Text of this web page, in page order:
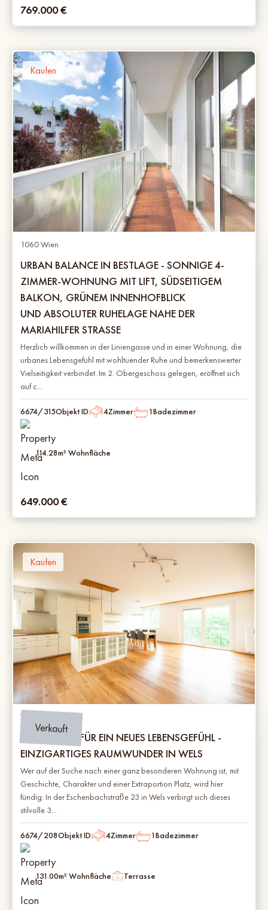
769.000€
Kaufen
1060 Wien
URBAN BALANCE IN BESTLAGE - SONNIGE 4-
ZIMMER-WOHNUNG MIT LIFT, SÜDSEITIGEM
BALKON, GRÜNEM INNENHOFBLICK
UND ABSOLUTER RUHELAGE NAHE DER
MARIAHILFER STRASSE
Herzlich willkommen in der Liniengasse und in einer Wohnung, die
urbanes Lebensgefühl mit wohltuender Ruhe und bemerkenswerter
Vielseitigkeit verbindet. Im 2. Obergeschoss gelegen, eröffnet sich
auf c...
6674/315Objekt ID 4Zimmer 1Badezimmer
114.28m² Wohnfläche
649.000€
Kaufen
Wels
DREI EBENEN FÜR EIN NEUES LEBENSGEFÜHL -
EINZIGARTIGES RAUMWUNDER IN WELS
Wer auf der Suche nach einer ganz besonderen Wohnung ist, mit
Geschichte, Charakter und einer Extraportion Platz, wird hier
fündig: In der Eschenbachstraße 23 in Wels verbirgt sich dieses
stilvolle 3...
6674/208Objekt ID 4Zimmer 1Badezimmer
131.00m² Wohnfläche Terrasse
Verkauft